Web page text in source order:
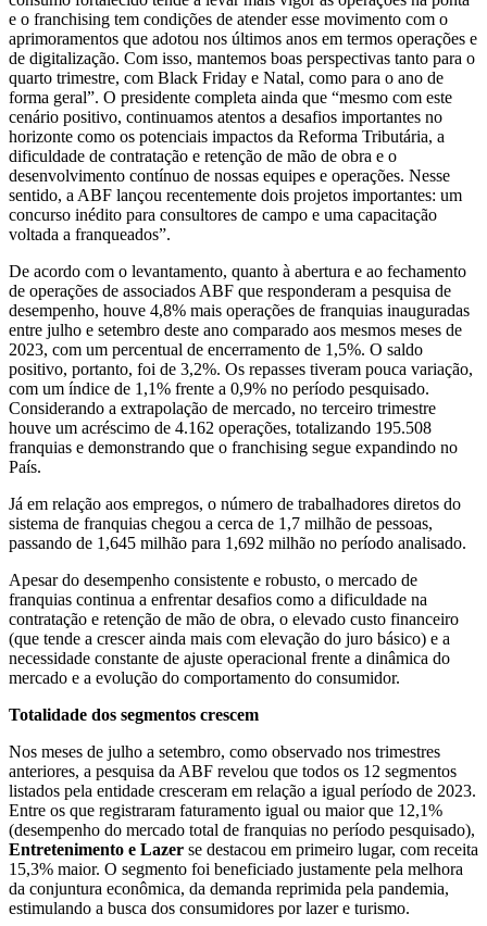
e o franchising tem condições de atender esse movimento com o
aprimoramentos que adotou nos últimos anos em termos operações e
de digitalização. Com isso, mantemos boas perspectivas tanto para o
quarto trimestre, com Black Friday e Natal, como para o ano de
forma geral”. O presidente completa ainda que “mesmo com este
cenário positivo, continuamos atentos a desafios importantes no
horizonte como os potenciais impactos da Reforma Tributária, a
dificuldade de contratação e retenção de mão de obra e o
desenvolvimento contínuo de nossas equipes e operações. Nesse
sentido, a ABF lançou recentemente dois projetos importantes: um
concurso inédito para consultores de campo e uma capacitação
voltada a franqueados”.
De acordo com o levantamento, quanto à abertura e ao fechamento
de operações de associados ABF que responderam a pesquisa de
desempenho, houve 4,8% mais operações de franquias inauguradas
entre julho e setembro deste ano comparado aos mesmos meses de
2023, com um percentual de encerramento de 1,5%. O saldo
positivo, portanto, foi de 3,2%. Os repasses tiveram pouca variação,
com um índice de 1,1% frente a 0,9% no período pesquisado.
Considerando a extrapolação de mercado, no terceiro trimestre
houve um acréscimo de 4.162 operações, totalizando 195.508
franquias e demonstrando que o franchising segue expandindo no
País.
Já em relação aos empregos, o número de trabalhadores diretos do
sistema de franquias chegou a cerca de 1,7 milhão de pessoas,
passando de 1,645 milhão para 1,692 milhão no período analisado.
Apesar do desempenho consistente e robusto, o mercado de
franquias continua a enfrentar desafios como a dificuldade na
contratação e retenção de mão de obra, o elevado custo financeiro
(que tende a crescer ainda mais com elevação do juro básico) e a
necessidade constante de ajuste operacional frente a dinâmica do
mercado e a evolução do comportamento do consumidor.
Totalidade dos segmentos crescem
Nos meses de julho a setembro, como observado nos trimestres
anteriores, a pesquisa da ABF revelou que todos os 12 segmentos
listados pela entidade cresceram em relação a igual período de 2023.
Entre os que registraram faturamento igual ou maior que 12,1%
(desempenho do mercado total de franquias no período pesquisado),
Entretenimento e Lazer se destacou em primeiro lugar, com receita
15,3% maior. O segmento foi beneficiado justamente pela melhora
da conjuntura econômica, da demanda reprimida pela pandemia,
estimulando a busca dos consumidores por lazer e turismo.